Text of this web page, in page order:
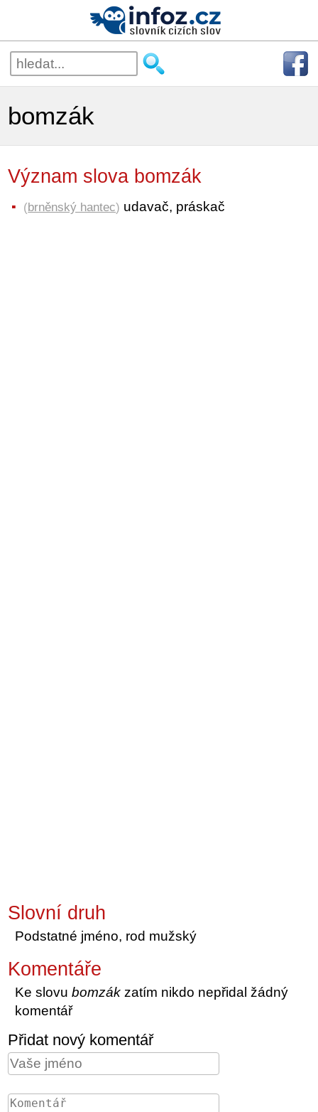
bomzák
Význam slova bomzák
(brněnský hantec) udavač, práskač
Slovní druh
Podstatné jméno, rod mužský
Komentáře
Ke slovubomzák zatím nikdo nepřidal žádný
komentář
Přidat nový komentář